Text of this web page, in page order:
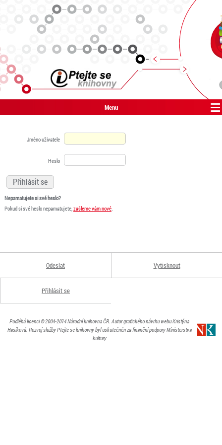
Menu
Jméno uživatele
Heslo
Nepamatujete si své heslo?
Pokud si své heslo nepamatujete,zašleme vám nové.
Odeslat Vytisknout
Přihlásit se
Podléhá licenci© 2004-2014Národní knihovna ČR. Autor grafického návrhu webu Kristýna
Hasíková. Rozvoj služby Ptejte se knihovny byl uskutečněn za finanční podpory Ministerstva
kultury